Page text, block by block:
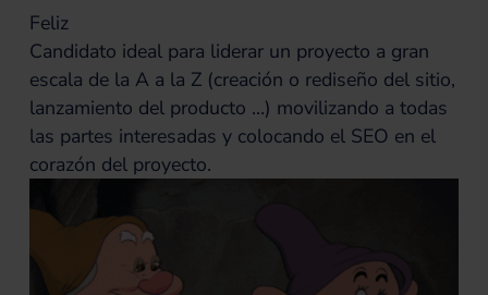
Feliz
Candidato ideal para liderar un proyecto a gran
escala de la A a la Z (creación o rediseño del sitio,
lanzamiento del producto …) movilizando a todas
las partes interesadas y colocando el SEO en el
corazón del proyecto.